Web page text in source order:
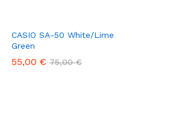
CASIO SA-50 White/Lime
Green
55,00 € 75,00€
55,00 € 75,00€